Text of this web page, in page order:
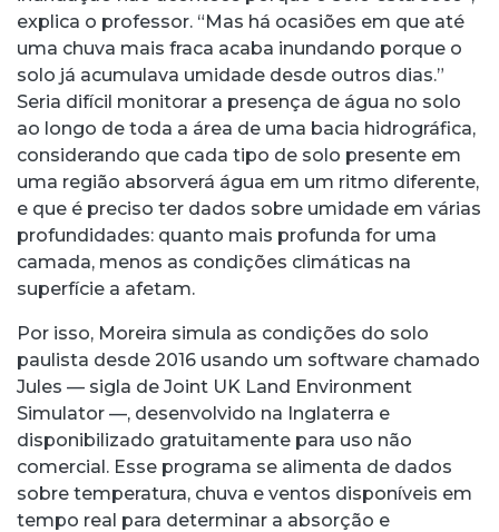
explica o professor. “Mas há ocasiões em que até
uma chuva mais fraca acaba inundando porque o
solo já acumulava umidade desde outros dias.”
Seria difícil monitorar a presença de água no solo
ao longo de toda a área de uma bacia hidrográfica,
considerando que cada tipo de solo presente em
uma região absorverá água em um ritmo diferente,
e que é preciso ter dados sobre umidade em várias
profundidades: quanto mais profunda for uma
camada, menos as condições climáticas na
superfície a afetam.
Por isso, Moreira simula as condições do solo
paulista desde 2016 usando um software chamado
Jules — sigla de Joint UK Land Environment
Simulator —, desenvolvido na Inglaterra e
disponibilizado gratuitamente para uso não
comercial. Esse programa se alimenta de dados
sobre temperatura, chuva e ventos disponíveis em
tempo real para determinar a absorção e